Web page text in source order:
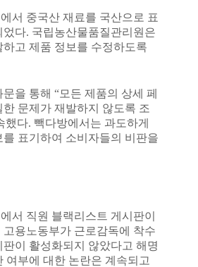
서 중국산 재료를 국산으로 표
다. 국립농산물품질관리원은
고 제품 정보를 수정하도록
을 통해 “모든 제품의 상세 페
문제가 재발하지 않도록 조
했다. 빽다방에서는 과도하게
표기하여 소비자들의 비판을
서 직원 블랙리스트 게시판이
용노동부가 근로감독에 착수
이 활성화되지 않았다고 해명
여부에 대한 논란은 계속되고